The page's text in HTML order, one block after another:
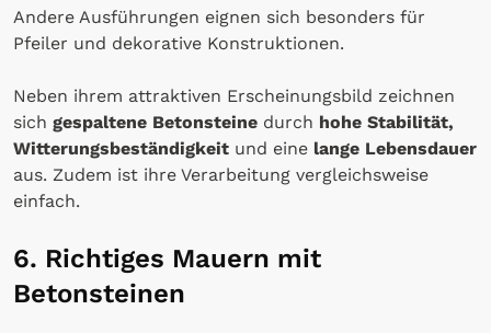
Andere Ausführungen eignen sich besonders für
Pfeiler und dekorative Konstruktionen.
Neben ihrem attraktiven Erscheinungsbild zeichnen
sich gespaltene Betonsteine durch hohe Stabilität,
Witterungsbeständigkeit und eine lange Lebensdauer
aus. Zudem ist ihre Verarbeitung vergleichsweise
einfach.
6. Richtiges Mauern mit
Betonsteinen